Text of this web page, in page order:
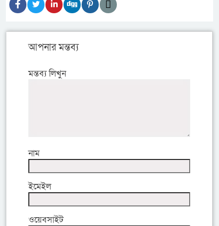
আপনার মন্তব্য
মন্তব্য লিখুন
নাম
ইমেইল
ওয়েবসাইট